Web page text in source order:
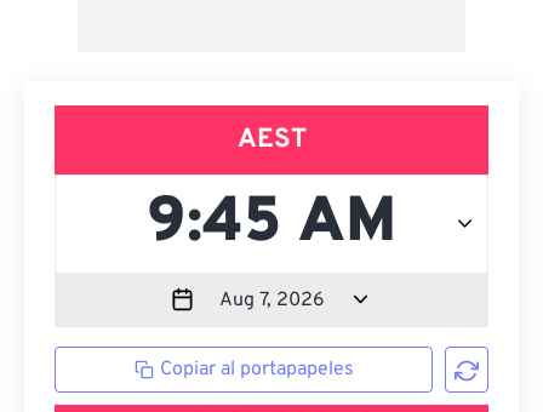
AEST
Copiar al portapapeles